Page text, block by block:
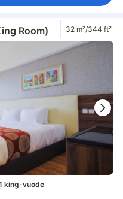
Room) 32 m²/344 ft²
king-vuode